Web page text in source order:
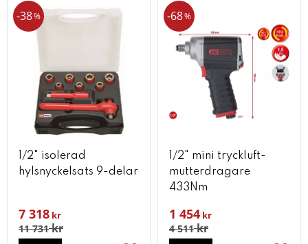
1/2" isolerad
hylsnyckelsats 9-delar
7 318 kr
11 731kr
38%
1/2" mini tryckluft-
mutterdragare
433Nm
1 454 kr
4 511kr
68%